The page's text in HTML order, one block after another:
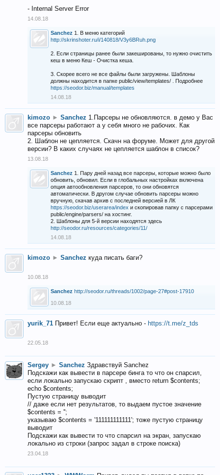
- Internal Server Error
14.08.18
Sanchez 1. В меню категорий
http://skrinshoter.ru/i/140818/V3y6BRuh.png
2. Если страницы ранее были закешированы, то нужно очистить
кеш в меню Кеш - Очистка кеша.
3. Скорее всего не все файлы были загружены. Шаблоны
должны находится в папке public/view/templates/ . Подробнее
https://seodor.biz/manual/templates
14.08.18
kimozo ► Sanchez 1.Парсеры не обновляются. в демо у Вас
все парсеры работают а у себя много не рабочих. Как
парсеры обновить
2. Шаблон не цепляется. Скачн на форуме. Может для другой
версии? В каких случаях не цепляется шаблон в список?
13.08.18
Sanchez 1. Пару дней назад все парсеры, которые можно было
обновить, обновил. Если в глобальных настройках включена
опция автообновления парсеров, то они обновятся
автоматически. В другом случае обновить парсеры можно
вручную, скачав архив с последней версией в ЛК
https://seodor.biz/userarea/index и скопировав папку с парсерами
public/engine/parsers/ на хостинг.
2. Шаблоны для 5-й версии находятся здесь
http://seodor.ru/resources/categories/11/
14.08.18
kimozo ► Sanchez куда писать баги?
10.08.18
Sanchez http://seodor.ru/threads/1002/page-27#post-17910
10.08.18
yurik_71 Привет! Если еще актуально - https://t.me/z_tds
22.05.18
Sergey ► Sanchez Здравствуй Sanchez
Подскажи как вывести в парсере бинга то что он спарсил,
если локально запускаю скрипт , вместо return $contents;
echo $contents;
Пустую страницу выводит
// даже если нет результатов, то выдаем пустое значение
$contents = '';
указываю $contents = '111111111111'; тоже пустую страницу
выводит
Подскажи как вывести то что спарсил на экран, запускаю
локально из строки (запрос задал в строке поиска)
23.04.18